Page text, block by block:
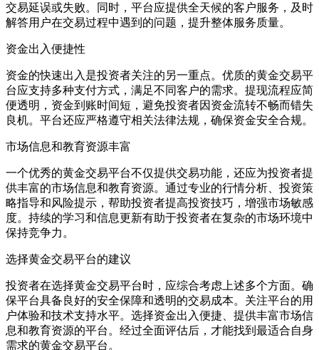
交易延误或失败。同时，平台应提供全天候的客户服务，及时
解答用户在交易过程中遇到的问题，提升整体服务质量。
资金出入便捷性
资金的快速出入是投资者关注的另一重点。优质的黄金交易平
台应支持多种支付方式，满足不同客户的需求。提现流程应简
便透明，资金到账时间短，避免投资者因资金流转不畅而错失
良机。平台还应严格遵守相关法律法规，确保资金安全合规。
市场信息和教育资源丰富
一个优秀的黄金交易平台不仅提供交易功能，还应为投资者提
供丰富的市场信息和教育资源。通过专业的行情分析、投资策
略指导和风险提示，帮助投资者提高投资技巧，增强市场敏感
度。持续的学习和信息更新有助于投资者在复杂的市场环境中
保持竞争力。
选择黄金交易平台的建议
投资者在选择黄金交易平台时，应综合考虑上述多个方面。确
保平台具备良好的安全保障和透明的交易成本。关注平台的用
户体验和技术支持水平。选择资金出入便捷、提供丰富市场信
息和教育资源的平台。经过全面评估后，才能找到最适合自身
需求的黄金交易平台。